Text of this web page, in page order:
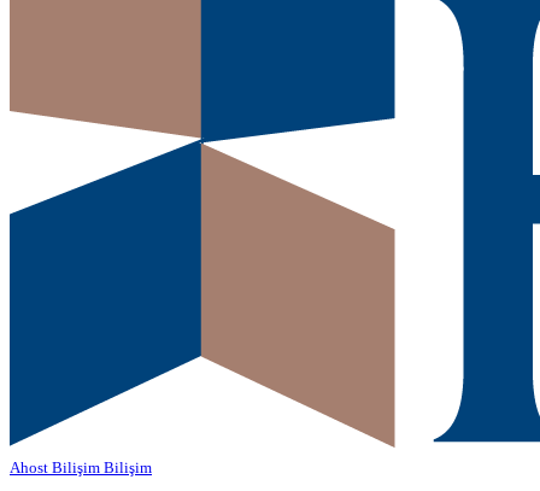
Ahost Bilişim Bilişim